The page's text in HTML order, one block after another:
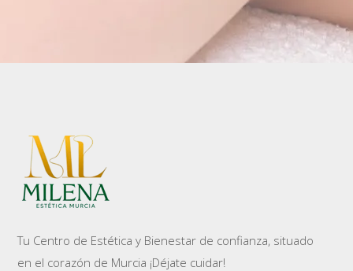
Tu Centro de Estética y Bienestar de confianza, situado
en el corazón de Murcia ¡Déjate cuidar!